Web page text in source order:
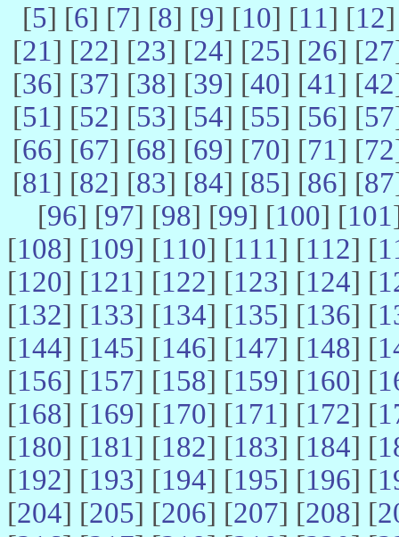
[5] [6] [7] [8] [9] [10] [11] [12
[21] [22] [23] [24] [25] [26] [27
[36] [37] [38] [39] [40] [41] [42
[51] [52] [53] [54] [55] [56] [57
[66] [67] [68] [69] [70] [71] [72
[81] [82] [83] [84] [85] [86] [87
[96] [97] [98] [99] [100] [101
[108] [109] [110] [111] [112] [
[120] [121] [122] [123] [124] [
[132] [133] [134] [135] [136] [
[144] [145] [146] [147] [148] [
[156] [157] [158] [159] [160] [
[168] [169] [170] [171] [172] [
[180] [181] [182] [183] [184] [
[192] [193] [194] [195] [196] [
[204] [205] [206] [207] [208] [